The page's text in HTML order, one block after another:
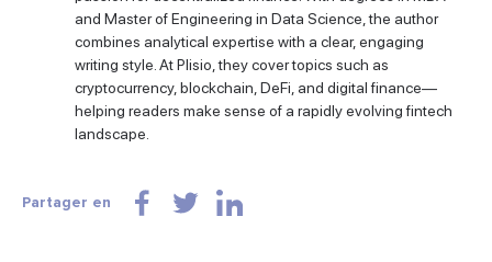
and Master of Engineering in Data Science, the author
combines analytical expertise with a clear, engaging
writing style. At Plisio, they cover topics such as
cryptocurrency, blockchain, DeFi, and digital finance—
helping readers make sense of a rapidly evolving fintech
landscape.
Partager en